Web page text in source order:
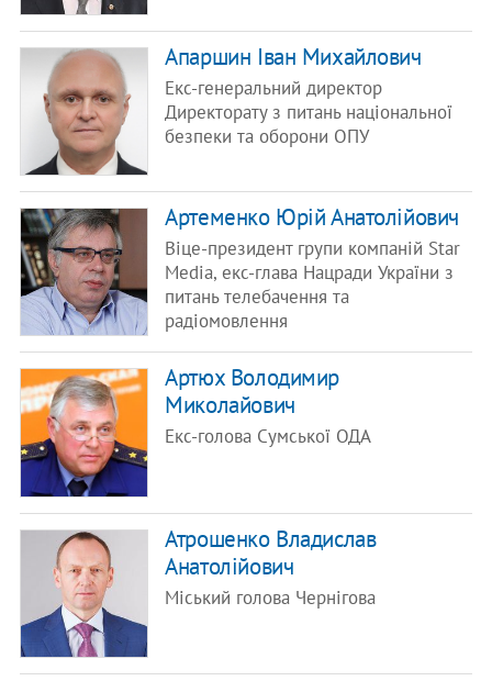
Апаршин Іван Михайлович
Екс-генеральний директор
Директорату з питань національної
безпеки та оборони ОПУ
Артеменко Юрій Анатолійович
Віце-президент групи компаній Star
Media, екс-глава Нацради України з
питань телебачення та
радіомовлення
Артюх Володимир
Миколайович
Екс-голова Сумської ОДА
Атрошенко Владислав
Анатолійович
Міський голова Чернігова